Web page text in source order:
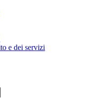
e dei servizi